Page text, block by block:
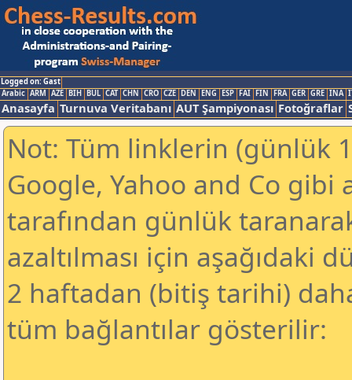
Logged on: Gast
Arabic ARM AZE BIH BUL CAT CHN CRO CZE DEN ENG ESP FAI FIN FRA GER GRE INA
Anasayfa Turnuva Veritabanı AUT Şampiyonası Fotoğraflar
Not: Tüm linklerin (günlük
Google, Yahoo and Co gibi
tarafından günlük
azaltılması için aşağıdaki
2 haftadan (bitiş tarihi)
tüm bağlantılar gösterilir: